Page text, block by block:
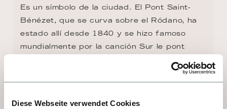
Diese Webseite verwendet Cookies
Es un símbolo de la ciudad. El Pont Saint-
Bénézet, que se curva sobre el Ródano, ha
estado allí desde 1840 y se hizo famoso
mundialmente por la canción Sur le pont
frente al Palacio de los Papas, uno de los
edificios medievales más grandes e